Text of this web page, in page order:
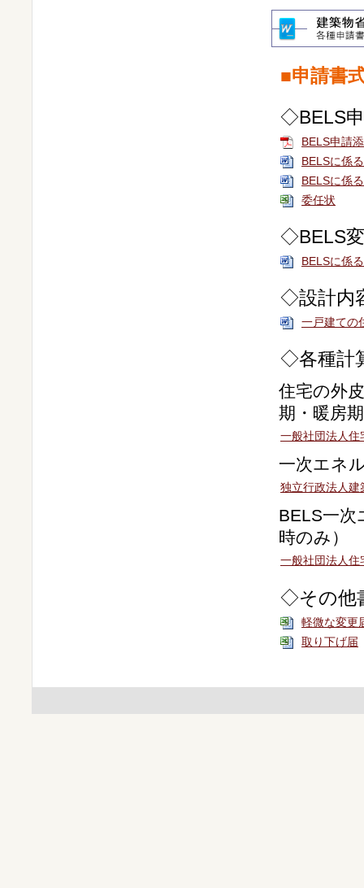
■申請書
◇BELS
BELS申請
BELSに係
BELSに係
委任状
◇BELS
BELSに係
◇設計内
一戸建ての
◇各種計
住宅の外
期・暖房
一般社団法人住
一次エネ
独立行政法人建
BELS一次
時のみ）
一般社団法人住
◇その他
軽微な変更
取り下げ届